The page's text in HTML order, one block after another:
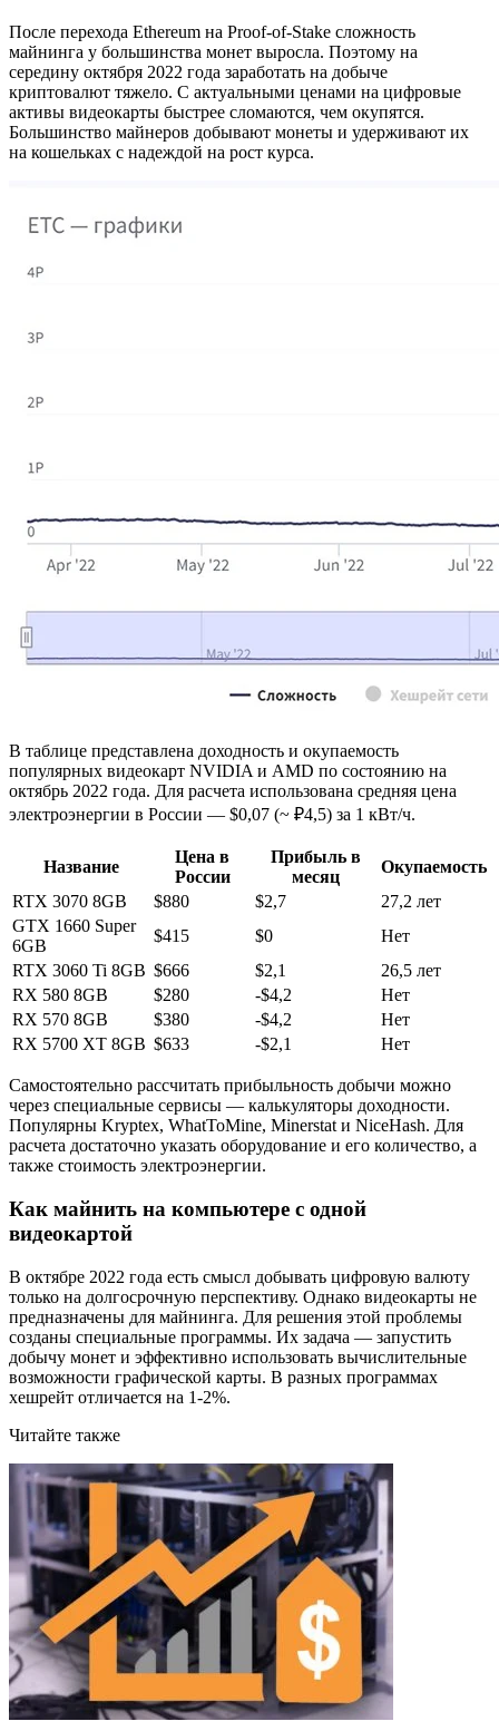
После перехода Ethereum на Proof-of-Stake сложность
майнинга у большинства монет выросла. Поэтому на
середину октября 2022 года заработать на добыче
криптовалют тяжело. С актуальными ценами на цифровые
активы видеокарты быстрее сломаются, чем окупятся.
Большинство майнеров добывают монеты и удерживают их
на кошельках с надеждой на рост курса.
В таблице представлена доходность и окупаемость
популярных видеокарт NVIDIA и AMD по состоянию на
октябрь 2022 года. Для расчета использована средняя цена
электроэнергии в России — $0,07 (~ ₽4,5) за 1 кВт/ч.
Название
Цена в
России
Прибыль в
месяц
Окупаемость
RTX 3070 8GB
$880 $2,7
27,2 лет
GTX 1660 Super
6GB
$415 $0
Нет
RTX 3060 Ti 8GB $666 $2,1
26,5 лет
RX 580 8GB
$280 -$4,2
Нет
RX 570 8GB
$380 -$4,2
Нет
RX 5700 XT 8GB $633 -$2,1 Нет
Самостоятельно рассчитать прибыльность добычи можно
через специальные сервисы — калькуляторы доходности.
Популярны Kryptex, WhatToMine, Minerstat и NiceHash. Для
расчета достаточно указать оборудование и его количество, а
также стоимость электроэнергии.
Как майнить на компьютере с одной
видеокартой
В октябре 2022 года есть смысл добывать цифровую валюту
только на долгосрочную перспективу. Однако видеокарты не
предназначены для майнинга. Для решения этой проблемы
созданы специальные программы. Их задача — запустить
добычу монет и эффективно использовать вычислительные
возможности графической карты. В разных программах
хешрейт отличается на 1-2%.
Читайте также